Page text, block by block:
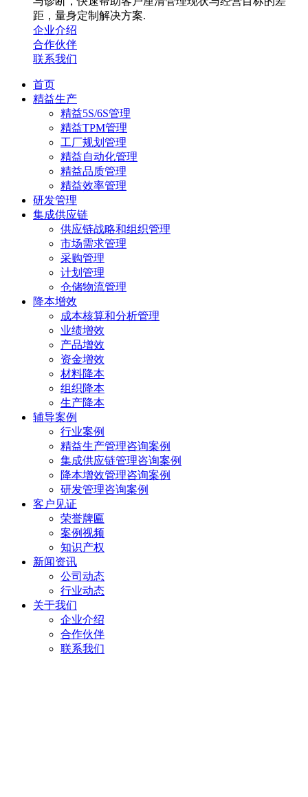
距，量身定制解决方案.
企业介绍
合作伙伴
联系我们
首页
精益生产
精益5S/6S管理
精益TPM管理
工厂规划管理
精益自动化管理
精益品质管理
精益效率管理
研发管理
集成供应链
供应链战略和组织管理
市场需求管理
采购管理
计划管理
仓储物流管理
降本增效
成本核算和分析管理
业绩增效
产品增效
资金增效
材料降本
组织降本
生产降本
辅导案例
行业案例
精益生产管理咨询案例
集成供应链管理咨询案例
降本增效管理咨询案例
研发管理咨询案例
客户见证
荣誉牌匾
案例视频
知识产权
新闻资讯
公司动态
行业动态
关于我们
企业介绍
合作伙伴
联系我们